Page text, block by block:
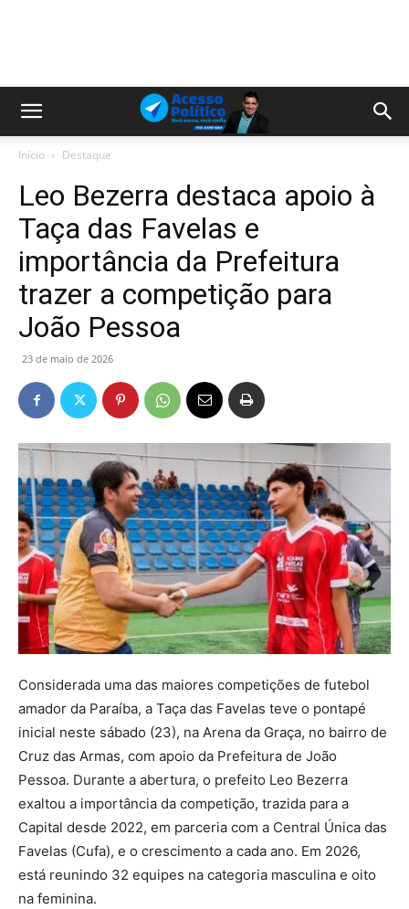
Início Destaque
Leo Bezerra destaca apoio à
Taça das Favelas e
importância da Prefeitura
trazer a competição para
João Pessoa
23 de maio de 2026
Considerada uma das maiores competições de futebol
amador da Paraíba, a Taça das Favelas teve o pontapé
inicial neste sábado (23), na Arena da Graça, no bairro de
Cruz das Armas, com apoio da Prefeitura de João
Pessoa. Durante a abertura, o prefeito Leo Bezerra
exaltou a importância da competição, trazida para a
Capital desde 2022, em parceria com a Central Única das
Favelas (Cufa), e o crescimento a cada ano. Em 2026,
está reunindo 32 equipes na categoria masculina e oito
na feminina.